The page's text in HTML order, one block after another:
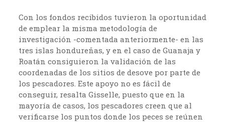
Con los fondos recibidos tuvieron la oportunidad
de emplear la misma metodología de
investigación -comentada anteriormente- en las
tres islas hondureñas, y en el caso de Guanaja y
Roatán consiguieron la validación de las
coordenadas de los sitios de desove por parte de
los pescadores. Este apoyo no es fácil de
conseguir, resalta Gisselle, puesto que en la
mayoría de casos, los pescadores creen que al
verificarse los puntos donde los peces se reúnen